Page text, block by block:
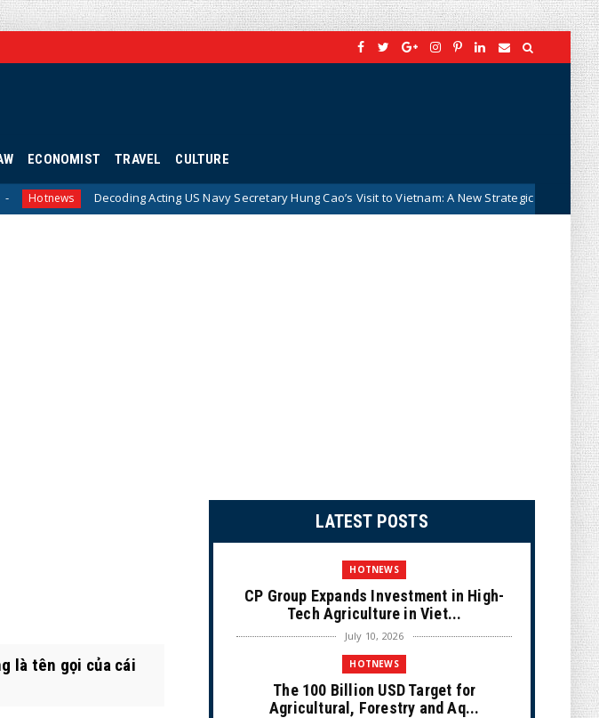
ECONOMIST TRAVEL CULTURE
Acting US Navy Secretary Hung Cao’s Visit to Vietnam: A New Strategic Signal in Vietnam–US Relations
là tên gọi của cái
LATEST POSTS
HOTNEWS
CP Group Expands Investment in High-
Tech Agriculture in Viet...
July 10, 2026
HOTNEWS
The 100 Billion USD Target for
Agricultural, Forestry and Aq...